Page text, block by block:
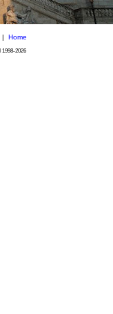
| Home
1998-2026